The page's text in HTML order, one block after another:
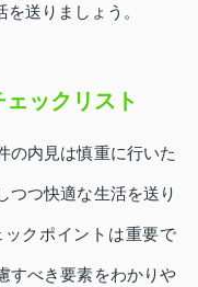
送りましょう。
ックリスト
の内見は慎重に行いた
つつ快適な生活を送り
クポイントは重要で
すべき要素をわかりや